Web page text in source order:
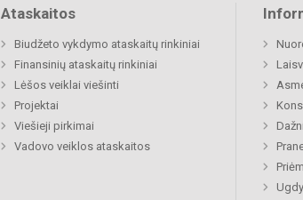
Ataskaitos
Biudžeto vykdymo ataskaitų rinkiniai
Finansinių ataskaitų rinkiniai
Lėšos veiklai viešinti
Projektai
Viešieji pirkimai
Vadovo veiklos ataskaitos